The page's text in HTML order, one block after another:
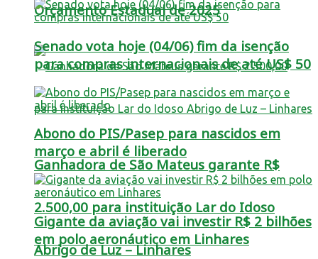
Orçamento Estadual de 2025
Ganhadora de São Mateus garante R$
2.500,00 para instituição Lar do Idoso
Abrigo de Luz – Linhares
Senado vota hoje (04/06) fim da isenção
para compras internacionais de até US$ 50
Abono do PIS/Pasep para nascidos em
março e abril é liberado
Gigante da aviação vai investir R$ 2 bilhões
em polo aeronáutico em Linhares